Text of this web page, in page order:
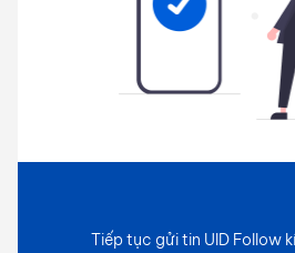
Tiếp tục gửi tin UID Follow